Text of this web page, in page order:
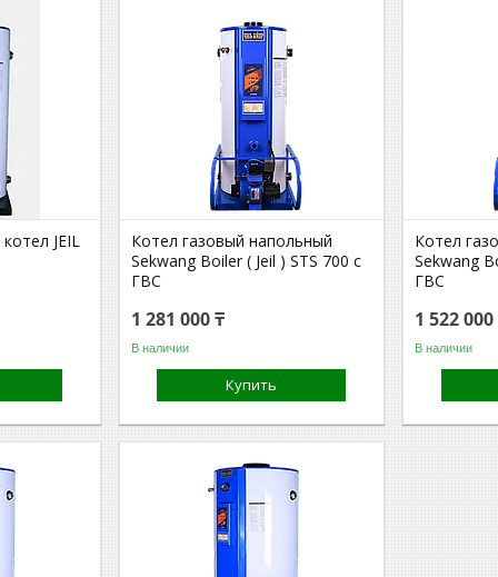
JEIL
Котел газовый напольный
Sekwang Boiler ( Jeil ) STS 700 с
ГВС
1 281 000 ₸
В наличии
Купить
Котел
Sekwang
ГВС
1 522 000
В наличии